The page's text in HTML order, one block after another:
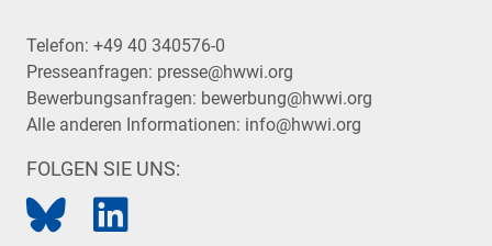
Telefon: +49 40 340576-0
Presseanfragen: presse@hwwi.org
Bewerbungsanfragen: bewerbung@hwwi.org
Alle anderen Informationen: info@hwwi.org
FOLGEN SIE UNS: